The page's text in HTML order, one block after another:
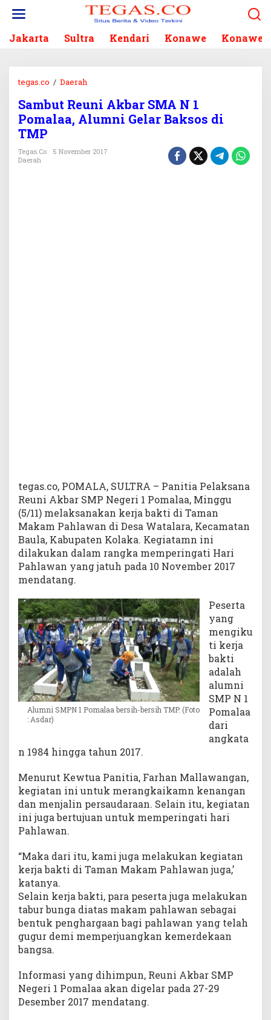
Jakarta Sultra Kendari Konawe Konawe
tegas.co / Daerah
m
b
R
n
i
G
e
l
a
r
B
s
o
s
d
i
T
M
P
Sambut Reuni Akbar SMA N 1
Pomalaa, Alumni Gelar Baksos di
TMP
Tegas.co
5 November 2017
Daerah
tegas.co, POMALA, SULTRA – Panitia Pelaksana
Reuni Akbar SMP Negeri 1 Pomalaa, Minggu
(5/11) melaksanakan kerja bakti di Taman
Makam Pahlawan di Desa Watalara, Kecamatan
Baula, Kabupaten Kolaka. Kegiatamn ini
dilakukan dalam rangka memperingati Hari
Pahlawan yang jatuh pada 10 November 2017
mendatang.
Alumni SMPN 1 Pomalaa bersih-bersih TMP. (Foto
: Asdar)
Peserta
yang
mengiku
ti kerja
bakti
adalah
alumni
SMP N 1
Pomalaa
dari
angkata
n 1984 hingga tahun 2017.
Menurut Kewtua Panitia, Farhan Mallawangan,
kegiatan ini untuk merangkaikamn kenangan
dan menjalin persaudaraan. Selain itu, kegiatan
ini juga bertujuan untuk memperingati hari
Pahlawan.
“Maka dari itu, kami juga melakukan kegiatan
kerja bakti di Taman Makam Pahlawan juga,’
katanya.
Selain kerja bakti, para peserta juga melakukan
tabur bunga diatas makam pahlawan sebagai
bentuk penghargaan bagi pahlawan yang telah
gugur demi memperjuangkan kemerdekaan
bangsa.
Informasi yang dihimpun, Reuni Akbar SMP
Negeri 1 Pomalaa akan digelar pada 27-29
Desember 2017 mendatang.